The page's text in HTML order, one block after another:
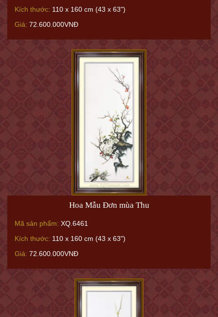
Kích thước: 110 x 160 cm (43 x 63")
Giá: 72.600.000VNĐ
Hoa Mẫu Đơn mùa Thu
Mã sản phẩm: XQ.6461
Kích thước: 110 x 160 cm (43 x 63")
Giá: 72.600.000VNĐ